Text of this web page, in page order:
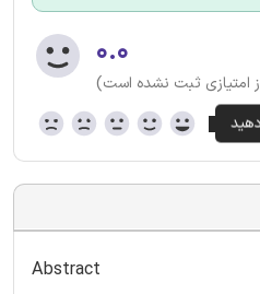
۰.۰
امتیازی ثبت نشده است)
Abstract